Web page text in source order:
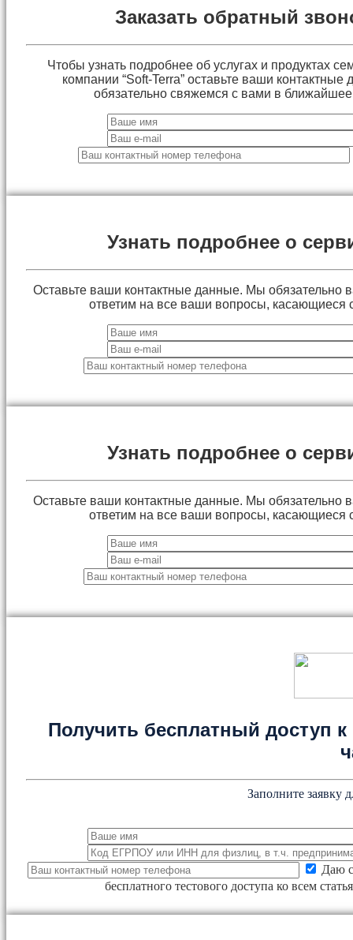
Заказать обратный
Чтобы узнать подробнее об услугах и продуктах
компании “Soft-Terra” оставьте ваши
обязательно свяжемся с вами в
Узнать подробнее о
Оставьте ваши контактные данные. Мы обязательно
ответим на все ваши вопросы, касающиеся
Узнать подробнее о
Оставьте ваши контактные данные. Мы обязательно
ответим на все ваши вопросы, касающиеся
Получить бесплатный доступ к
Заполните заявку
Даю
бесплатного тестового доступа ко всем